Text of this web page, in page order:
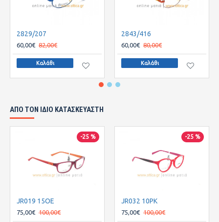
2829/207
60,00€ 82,00€
Καλάθι
2843/416
60,00€ 80,00€
Καλάθι
ΑΠΌ ΤΟΝ ΊΔΙΟ ΚΑΤΑΣΚΕΥΑΣΤΉ
-25 %
JR019 15OE
75,00€ 100,00€
-25 %
JR032 10PK
75,00€ 100,00€